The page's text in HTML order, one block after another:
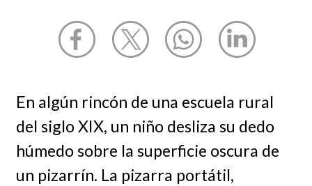
En algún rincón de una escuela rural
del siglo XIX, un niño desliza su dedo
húmedo sobre la superficie oscura de
un pizarrín. La pizarra portátil,